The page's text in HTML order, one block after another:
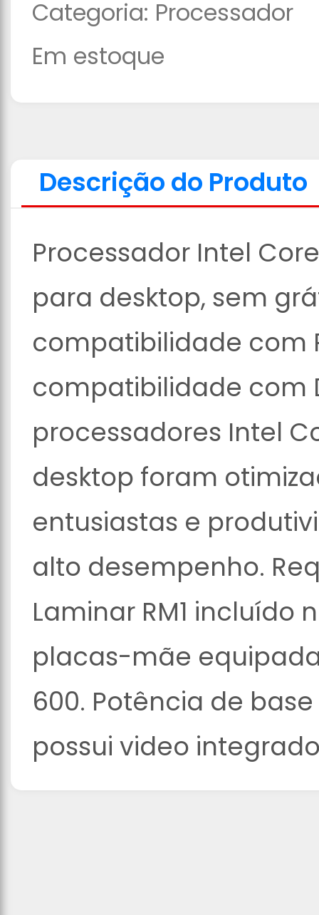
Categoria: Processador
Em estoque
Descrição do Produto
Processador Intel
para desktop, sem
compatibilidade com
compatibilidade com
processadores Intel
desktop foram
entusiastas e
alto desempenho.
Laminar RM1 incluído
placas-mãe
600. Potência de
possui video